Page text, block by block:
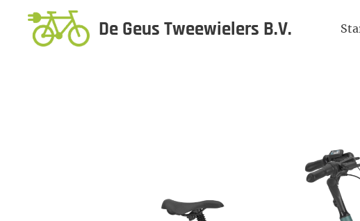
De Geus Tweewielers B.V.